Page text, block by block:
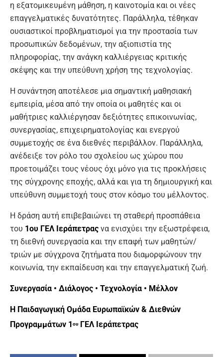
η εξατομικευμένη μάθηση, η καινοτομία και οι νέες
επαγγελματικές δυνατότητες. Παράλληλα, τέθηκαν
ουσιαστικοί προβληματισμοί για την προστασία των
προσωπικών δεδομένων, την αξιοπιστία της
πληροφορίας, την ανάγκη καλλιέργειας κριτικής
σκέψης και την υπεύθυνη χρήση της τεχνολογίας.
Η συνάντηση αποτέλεσε μια σημαντική μαθησιακή
εμπειρία, μέσα από την οποία οι μαθητές και οι
μαθήτριες καλλιέργησαν δεξιότητες επικοινωνίας,
συνεργασίας, επιχειρηματολογίας και ενεργού
συμμετοχής σε ένα διεθνές περιβάλλον. Παράλληλα,
ανέδειξε τον ρόλο του σχολείου ως χώρου που
προετοιμάζει τους νέους όχι μόνο για τις προκλήσεις
της σύγχρονης εποχής, αλλά και για τη δημιουργική και
υπεύθυνη συμμετοχή τους στον κόσμο του μέλλοντος.
Η δράση αυτή επιβεβαιώνει τη σταθερή προσπάθεια
του 1ου ΓΕΛ Ιεράπετρας να ενισχύει την εξωστρέφεια,
τη διεθνή συνεργασία και την επαφή των μαθητών/
τριών με σύγχρονα ζητήματα που διαμορφώνουν την
κοινωνία, την εκπαίδευση και την επαγγελματική ζωή.
Συνεργασία • Διάλογος • Τεχνολογία • Μέλλον
Η Παιδαγωγική Ομάδα Ευρωπαϊκών & Διεθνών
Προγραμμάτων 1 ου ΓΕΛ Ιεράπετρας